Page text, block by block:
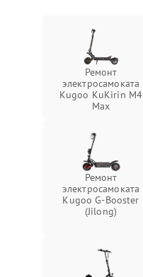
Ремонт
электросамоката
Kugoo KuKirin M4
Max
Ремонт
электросамоката
Kugoo G-Booster
(Jilong)